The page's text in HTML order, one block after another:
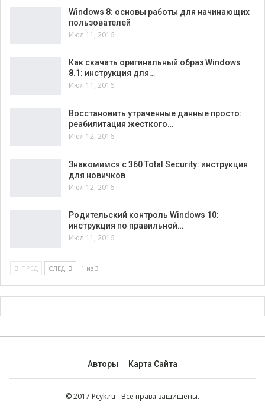
Windows 8: основы работы для начинающих
пользователей
Июл 11, 2016
Как скачать оригинальный образ Windows
8.1: инструкция для…
Июл 11, 2016
Восстановить утраченные данные просто:
реабилитация жесткого…
Июл 12, 2016
Знакомимся с 360 Total Security: инструкция
для новичков
Июл 12, 2016
Родительский контроль Windows 10:
инструкция по правильной…
Июл 11, 2016
ПРЕД СЛЕД 1 из 3
Авторы Карта Сайта
© 2017 Pcyk.ru - Все права защищены.